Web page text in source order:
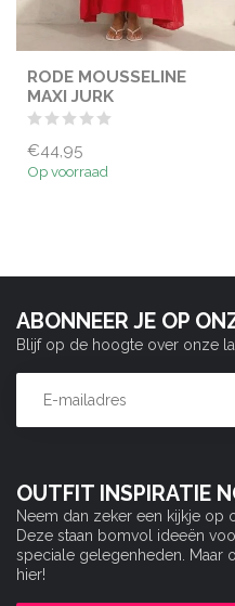
RODE MOUSSELINE
MAXI JURK
€44,95
Op voorraad
OUTFIT INSPIRATIE
Neem dan zeker een kijkje op
Deze staan bomvol ideeën
speciale gelegenheden. Maar
hier!
ABONNEER JE OP
Blijf op de hoogte over onze